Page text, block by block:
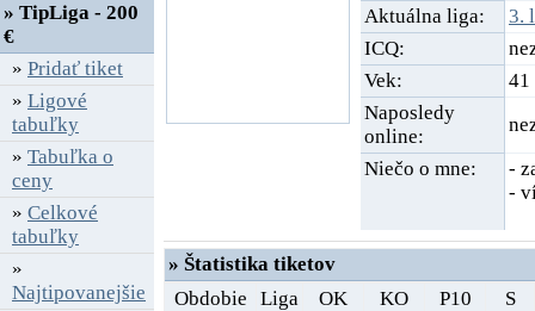
» TipLiga - 200
€
» Pridať tiket
» Ligové
tabuľky
» Tabuľka o
ceny
» Celkové
tabuľky
»
Najtipovanejšie
Aktuálna liga:
3.
ICQ:
Vek:
41
Naposledy
online:
Niečo o mne:
-
-
» Štatistika tiketov
Obdobie
Liga OK KO P10
S